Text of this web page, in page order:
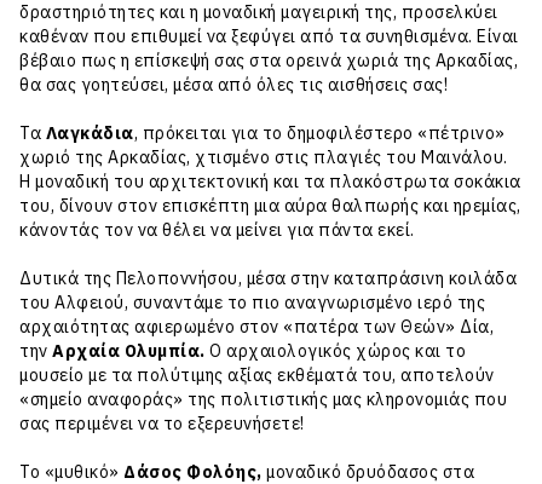
δραστηριότητες και η μοναδική μαγειρική της, προσελκύει
καθέναν που επιθυμεί να ξεφύγει από τα συνηθισμένα. Είναι
βέβαιο πως η επίσκεψή σας στα ορεινά χωριά της Αρκαδίας,
θα σας γοητεύσει, μέσα από όλες τις αισθήσεις σας!
Τα Λαγκάδια, πρόκειται για το δημοφιλέστερο «πέτρινο»
χωριό της Αρκαδίας, χτισμένο στις πλαγιές του Μαινάλου.
Η μοναδική του αρχιτεκτονική και τα πλακόστρωτα σοκάκια
του, δίνουν στον επισκέπτη μια αύρα θαλπωρής και ηρεμίας,
κάνοντάς τον να θέλει να μείνει για πάντα εκεί.
Δυτικά της Πελοποννήσου, μέσα στην καταπράσινη κοιλάδα
του Αλφειού, συναντάμε το πιο αναγνωρισμένο ιερό της
αρχαιότητας αφιερωμένο στον «πατέρα των Θεών» Δία,
την Αρχαία Ολυμπία. O αρχαιολογικός χώρος και το
μουσείο με τα πολύτιμης αξίας εκθέματά του, αποτελούν
«σημείο αναφοράς» της πολιτιστικής μας κληρονομιάς που
σας περιμένει να το εξερευνήσετε!
Το «μυθικό» Δάσος Φολόης, μοναδικό δρυόδασος στα